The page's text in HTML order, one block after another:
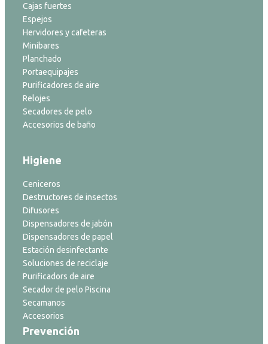
Cajas fuertes
Espejos
Hervidores y cafeteras
Minibares
Planchado
Portaequipajes
Purificadores de aire
Relojes
Secadores de pelo
Accesorios de baño
Higiene
Ceniceros
Destructores de insectos
Difusores
Dispensadores de jabón
Dispensadores de papel
Estación desinfectante
Soluciones de reciclaje
Purificadors de aire
Secador de pelo Piscina
Secamanos
Accesorios
Prevención